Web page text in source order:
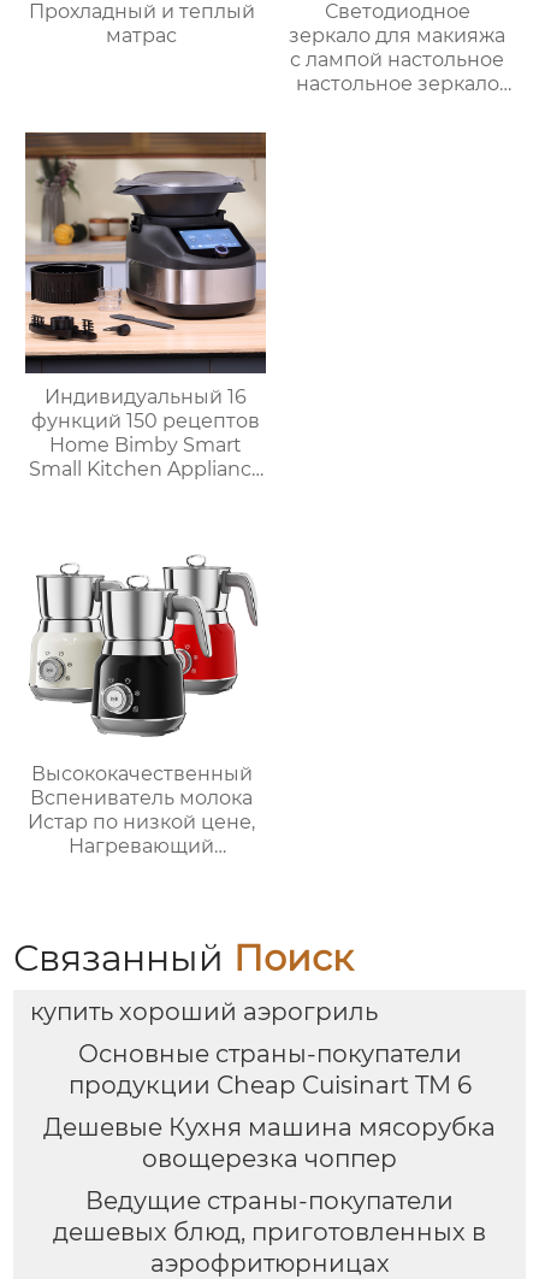
Прохладный и теплый
матрас
Светодиодное
зеркало для макияжа
с лампой настольное
настольное зеркало
Индивидуальный 16
функций 150 рецептов
Home Bimby Smart
Small Kitchen Appliance
Термопроцессор
Высококачественный
Вспениватель молока
Истар по низкой цене,
Нагревающий
Связанный Поиск
купить хороший аэрогриль
Основные страны-покупатели
продукции Cheap Cuisinart TM 6
Дешевые Кухня машина мясорубка
овощерезка чоппер
Ведущие страны-покупатели
дешевых блюд, приготовленных в
аэрофритюрницах